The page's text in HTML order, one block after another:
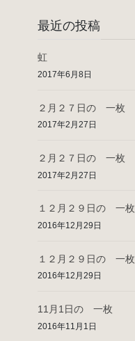
最近の投稿
虹
2017年6月8日
２月２７日の 一枚
2017年2月27日
２月２７日の 一枚
2017年2月27日
１２月２９日の 一枚
2016年12月29日
１２月２９日の 一枚
2016年12月29日
11月1日の 一枚
2016年11月1日